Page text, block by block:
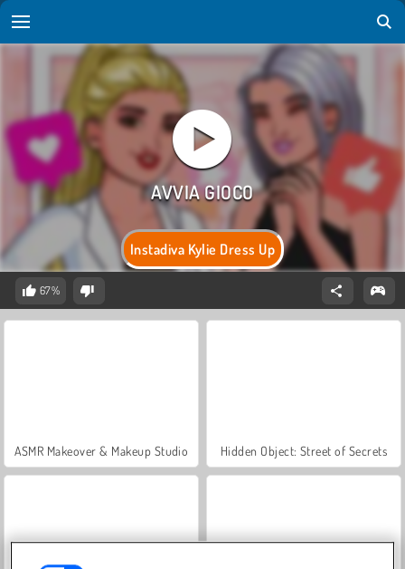
Instadiva Kylie Dress Up
67%
ASMR Makeover & Makeup Studio Hidden Object: Street of Secrets